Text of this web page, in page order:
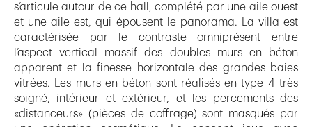
s’articule autour de ce hall, complété par une aile ouest
et une aile est, qui épousent le panorama. La villa est
caractérisée par le contraste omniprésent entre
l’aspect vertical massif des doubles murs en béton
apparent et la finesse horizontale des grandes baies
vitrées. Les murs en béton sont réalisés en type 4 très
soigné, intérieur et extérieur, et les percements des
«distanceurs» (pièces de coffrage) sont masqués par